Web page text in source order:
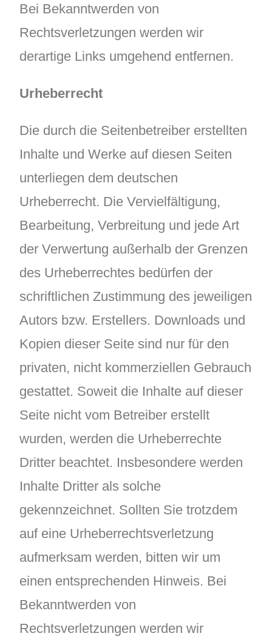
Bei Bekanntwerden von
Rechtsverletzungen werden wir
derartige Links umgehend entfernen.
Urheberrecht
Die durch die Seitenbetreiber erstellten
Inhalte und Werke auf diesen Seiten
unterliegen dem deutschen
Urheberrecht. Die Vervielfältigung,
Bearbeitung, Verbreitung und jede Art
der Verwertung außerhalb der Grenzen
des Urheberrechtes bedürfen der
schriftlichen Zustimmung des jeweiligen
Autors bzw. Erstellers. Downloads und
Kopien dieser Seite sind nur für den
privaten, nicht kommerziellen Gebrauch
gestattet. Soweit die Inhalte auf dieser
Seite nicht vom Betreiber erstellt
wurden, werden die Urheberrechte
Dritter beachtet. Insbesondere werden
Inhalte Dritter als solche
gekennzeichnet. Sollten Sie trotzdem
auf eine Urheberrechtsverletzung
aufmerksam werden, bitten wir um
einen entsprechenden Hinweis. Bei
Bekanntwerden von
Rechtsverletzungen werden wir